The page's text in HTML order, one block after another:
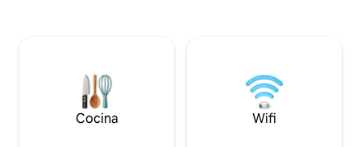
escalera es estrecha.
Cocina Wifi